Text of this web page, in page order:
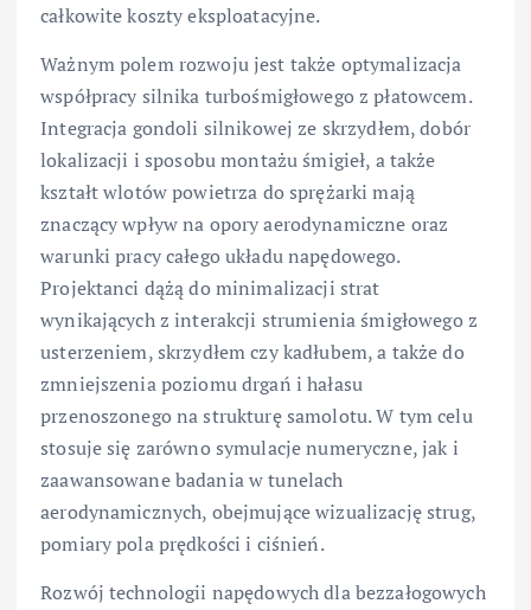
całkowite koszty eksploatacyjne.
Ważnym polem rozwoju jest także optymalizacja
współpracy silnika turbośmigłowego z płatowcem.
Integracja gondoli silnikowej ze skrzydłem, dobór
lokalizacji i sposobu montażu śmigieł, a także
kształt wlotów powietrza do sprężarki mają
znaczący wpływ na opory aerodynamiczne oraz
warunki pracy całego układu napędowego.
Projektanci dążą do minimalizacji strat
wynikających z interakcji strumienia śmigłowego z
usterzeniem, skrzydłem czy kadłubem, a także do
zmniejszenia poziomu drgań i hałasu
przenoszonego na strukturę samolotu. W tym celu
stosuje się zarówno symulacje numeryczne, jak i
zaawansowane badania w tunelach
aerodynamicznych, obejmujące wizualizację strug,
pomiary pola prędkości i ciśnień.
Rozwój technologii napędowych dla bezzałogowych